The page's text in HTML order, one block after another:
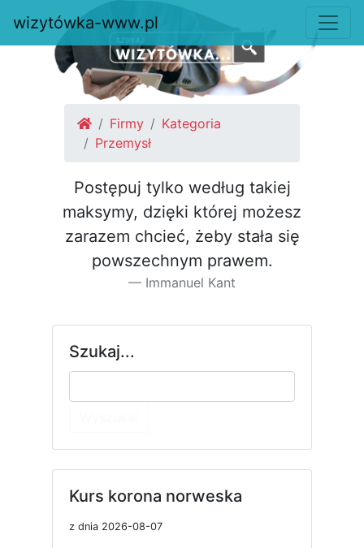
Firmy
Kategoria
Przemysł
Postępuj tylko według takiej
maksymy, dzięki której możesz
za­razem chcieć, żeby stała się
pow­szechnym prawem.
Immanuel Kant
wizytówka-www.pl
Szukaj...
Kurs korona norweska
z dnia 2026-08-07